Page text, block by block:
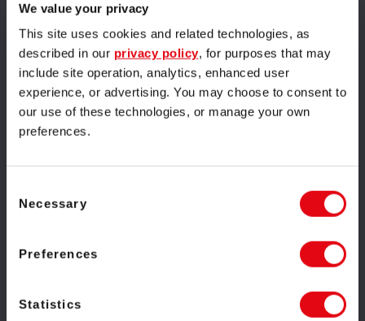
We value your privacy
This site uses cookies and related technologies, as
described in our privacy policy, for purposes that may
include site operation, analytics, enhanced user
experience, or advertising. You may choose to consent to
our use of these technologies, or manage your own
preferences.
Selection
Necessary
Preferences
Statistics
Их продукт удовлетворяет потребности
самого требовательного игрока, благодаря
широкому спектру доступных в игре опций и
рекламных инструментов. Среди основных
особенностей производителя : 3D графика,
заманчивая фоновая музыка, HD-фон,
настраиваемые лимиты ставок и другие
пользовательские настройки.
Оптимизация является важным аспектом
момент написания статьи сборник игр
программное обеспечение провайдера